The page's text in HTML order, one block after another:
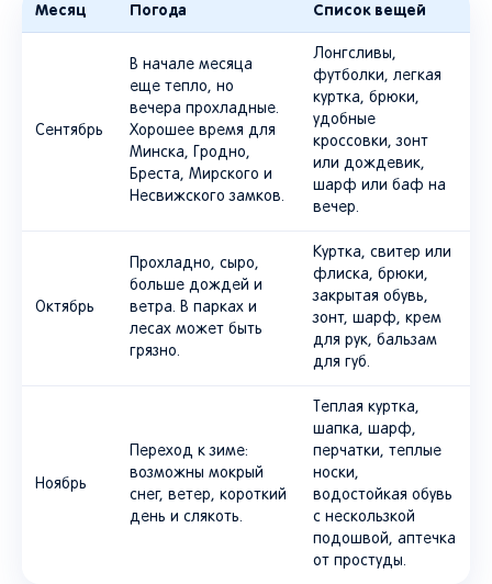
Месяц Погода Список вещей
Сентябрь
В начале месяца
еще тепло, но
вечера прохладные.
Хорошее время для
Минска, Гродно,
Бреста, Мирского и
Несвижского замков.
Лонгсливы,
футболки, легкая
куртка, брюки,
удобные
кроссовки, зонт
или дождевик,
шарф или баф на
вечер.
Октябрь
Прохладно, сыро,
больше дождей и
ветра. В парках и
лесах может быть
грязно.
Куртка, свитер или
флиска, брюки,
закрытая обувь,
зонт, шарф, крем
для рук, бальзам
для губ.
Ноябрь
Переход к зиме:
возможны мокрый
снег, ветер, короткий
день и слякоть.
Теплая куртка,
шапка, шарф,
перчатки, теплые
носки,
водостойкая обувь
с нескользкой
подошвой, аптечка
от простуды.